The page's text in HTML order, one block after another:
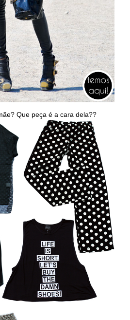
Que peça é a cara dela??